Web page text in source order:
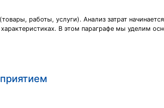
работы, услуги). Анализ затрат
В этом параграфе мы уделим